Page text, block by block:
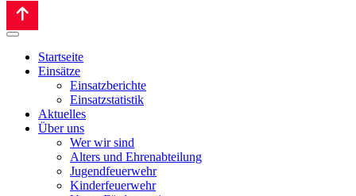
Startseite
Einsätze
Einsatzberichte
Einsatzstatistik
Aktuelles
Über uns
Wer wir sind
Alters und Ehrenabteilung
Jugendfeuerwehr
Kinderfeuerwehr